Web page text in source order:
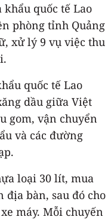
quốc tế Lao
phòng tỉnh Quảng
xử lý 9 vụ việc thu
quốc tế Lao
dầu giữa Việt
gom, vận chuyển
và các đường
loại 30 lít, mua
địa bàn, sau đó cho
máy. Mỗi chuyến